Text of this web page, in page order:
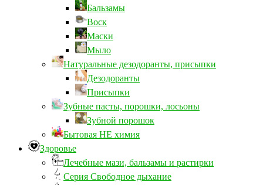
Бальзамы
Воск
Маски
Мыло
Натуральные дезодоранты, присыпки
Дезодоранты
Присыпки
Зубные пасты, порошки, лосьоны
Зубной порошок
Бытовая НЕ химия
Здоровье
Лечебные мази, бальзамы и растирки
Серия Свободное дыхание